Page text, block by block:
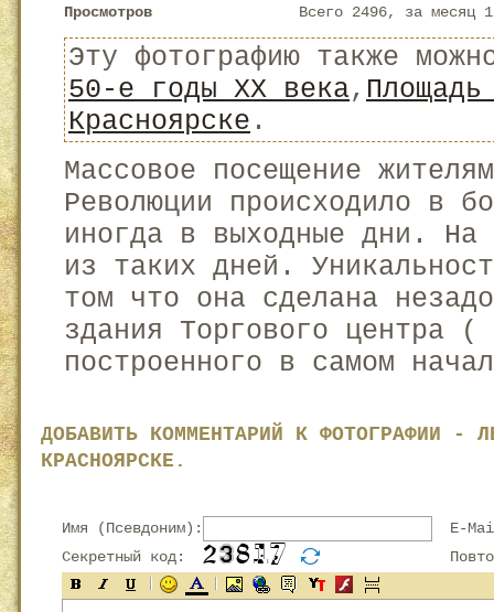
Просмотров
Всего 2496, за месяц
Эту фотографию также
50-е годы XX века,
Красноярске .
Массовое посещение
Революции происходило в
иногда в выходные дни. На
из таких дней.
том что она сделана
здания Торгового центра
построенного в самом
ДОБАВИТЬ КОММЕНТАРИЙ К ФОТОГРАФИИ -
КРАСНОЯРСКЕ.
Имя (Псевдоним):
E-
Секретный код: